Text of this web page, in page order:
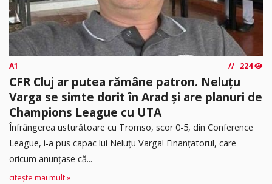
A1 224
CFR Cluj ar putea rămâne patron. Neluțu
Varga se simte dorit în Arad și are planuri de
Champions League cu UTA
Înfrângerea usturătoare cu Tromso, scor 0-5, din Conference
League, i-a pus capac lui Neluțu Varga! Finanțatorul, care
oricum anunțase că...
citește mai mult »